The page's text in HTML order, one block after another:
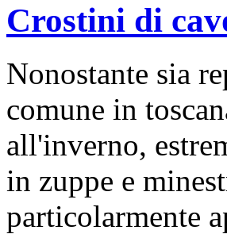
Crostini di
Nonostante sia
comune in
all'inverno,
in zuppe e
particolarmente